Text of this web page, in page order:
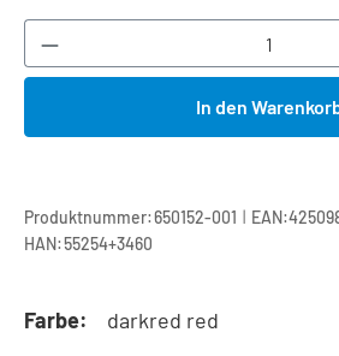
Produkt Anzahl: Gib den
In den
Produktnummer:650152-001 | EAN:
HAN:55254+3460
Farbe:
darkred red